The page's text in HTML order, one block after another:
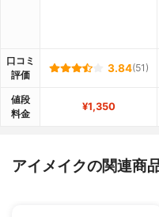
口コミ
評価
3.84(51)
値段
料金
¥1,350
アイメイクの関連商